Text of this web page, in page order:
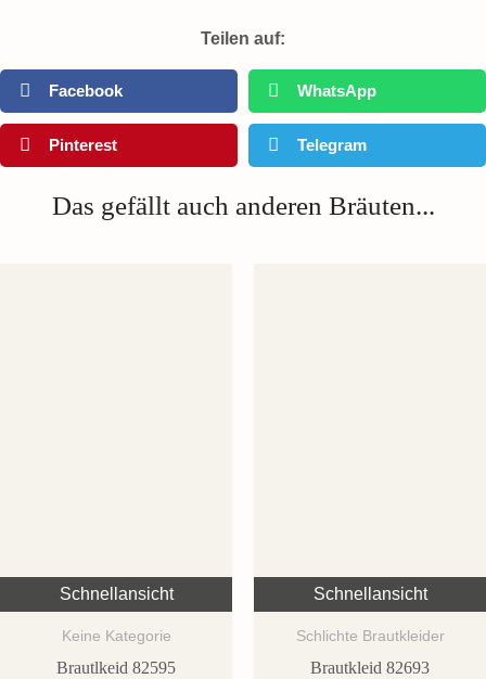
Teilen auf:
Facebook WhatsApp
Pinterest Telegram
Das gefällt auch anderen Bräuten...
Schnellansicht
Keine Kategorie
Brautlkeid 82595
Schnellansicht
Schlichte Brautkleider
Brautkleid 82693